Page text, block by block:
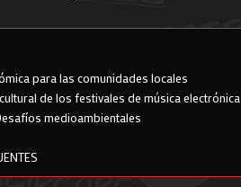
para las comunidades locales
de los festivales de música electrónica
medioambientales